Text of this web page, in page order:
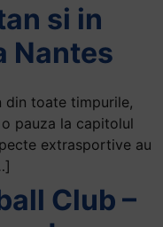
si in
Nantes
din toate timpurile,
pauza la capitolul
extrasportive au
Club –